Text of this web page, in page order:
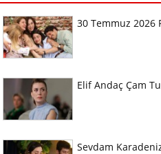
30 Temmuz 2026
Elif Andaç Çam
Sevdam